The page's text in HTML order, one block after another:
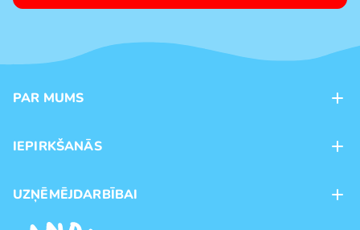
PAR MUMS
Veikali
Preču zīmoli
IEPIRKŠANĀS
Piegāde
UZŅĒMĒJDARBĪBAI
Franšīze